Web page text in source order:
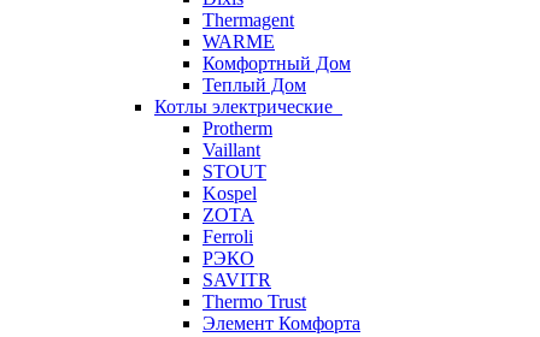
Thermagent
WARME
Комфортный Дом
Теплый Дом
Котлы электрические
Protherm
Vaillant
STOUT
Kospel
ZOTA
Ferroli
РЭКО
SAVITR
Thermo Trust
Элемент Комфорта